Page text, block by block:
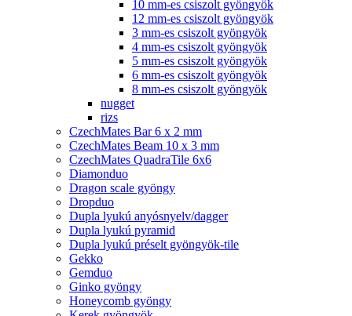
10 mm-es csiszolt gyöngyök
12 mm-es csiszolt gyöngyök
3 mm-es csiszolt gyöngyök
4 mm-es csiszolt gyöngyök
5 mm-es csiszolt gyöngyök
6 mm-es csiszolt gyöngyök
8 mm-es csiszolt gyöngyök
nugget
rizs
CzechMates Bar 6 x 2 mm
CzechMates Beam 10 x 3 mm
CzechMates QuadraTile 6x6
Diamonduo
Dragon scale gyöngy
Dropduo
Dupla lyukú anyósnyelv/dagger
Dupla lyukú pyramid
Dupla lyukú préselt gyöngyök-tile
Gekko
Gemduo
Ginko gyöngy
Honeycomb gyöngy